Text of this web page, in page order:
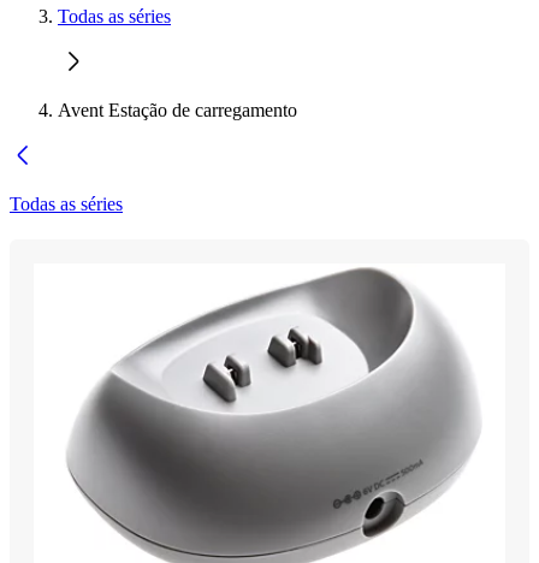
Todas as séries
Avent Estação de carregamento
Todas as séries